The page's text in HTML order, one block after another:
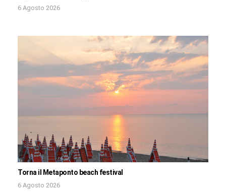
6 Agosto 2026
Torna il Metaponto beach festival
6 Agosto 2026